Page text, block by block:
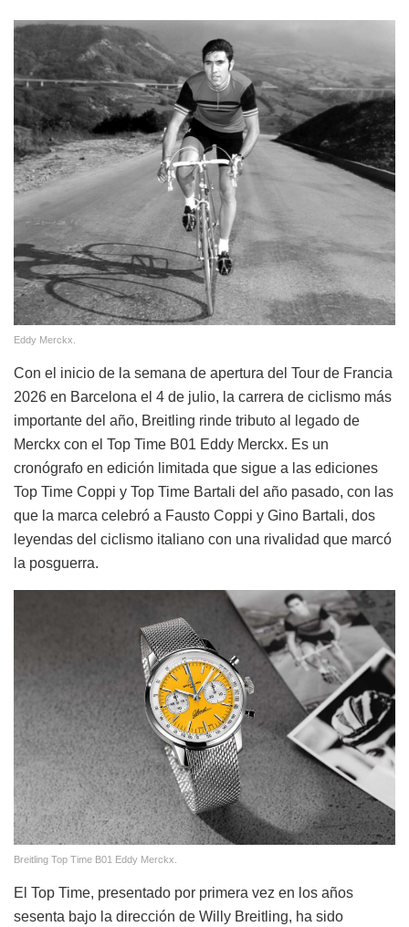
Eddy Merckx.
Con el inicio de la semana de apertura del Tour de Francia
2026 en Barcelona el 4 de julio, la carrera de ciclismo más
importante del año, Breitling rinde tributo al legado de
Merckx con el Top Time B01 Eddy Merckx. Es un
cronógrafo en edición limitada que sigue a las ediciones
Top Time Coppi y Top Time Bartali del año pasado, con las
que la marca celebró a Fausto Coppi y Gino Bartali, dos
leyendas del ciclismo italiano con una rivalidad que marcó
la posguerra.
Breitling Top Time B01 Eddy Merckx.
El Top Time, presentado por primera vez en los años
sesenta bajo la dirección de Willy Breitling, ha sido